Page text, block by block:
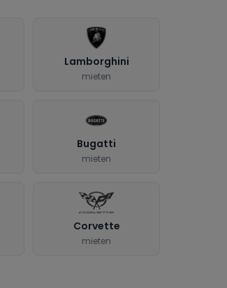
Lamborghini
mieten
Bugatti
mieten
Corvette
mieten